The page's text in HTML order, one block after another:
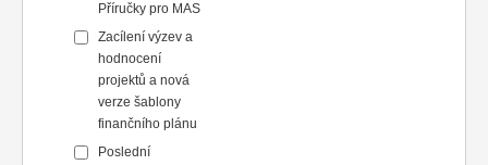
Příručky pro MAS
Zacílení výzev a
hodnocení
projektů a nová
verze šablony
finančního plánu
Poslední